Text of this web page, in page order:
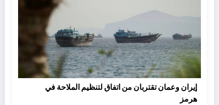
إيران وعمان تقتربان من اتفاق لتنظيم الملاحة في
هرمز